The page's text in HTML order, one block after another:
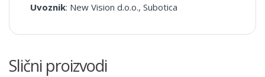
Uvoznik: New Vision d.o.o., Subotica
Slični proizvodi